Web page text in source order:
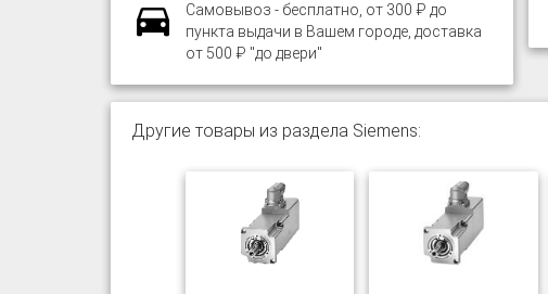
Самовывоз - бесплатно, от 300 ₽ до
пункта выдачи в Вашем городе, доставка
от 500 ₽ "до двери"
Другие товары из раздела Siemens: